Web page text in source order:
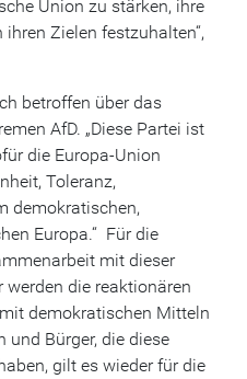
Union zu stärken, ihre
Zielen festzuhalten“,
betroffen über das
AfD. „Diese Partei ist
die Europa-Union
Toleranz,
demokratischen,
Europa.“ Für die
mit dieser
werden die reaktionären
demokratischen Mitteln
und Bürger, die diese
gilt es wieder für die